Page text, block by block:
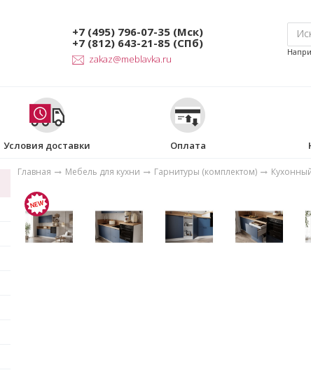
+7 (495) 796-07-35 (Мск)
+7 (812) 643-21-85 (СПб)
zakaz@meblavka.ru
Условия доставки Оплата
Главная Мебель для кухни Гарнитуры (комплектом)